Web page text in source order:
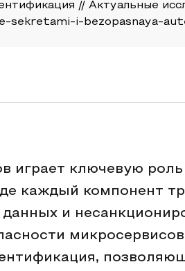
// Актуальные
sekretami-i-bezopasnaya-
играет ключевую
каждый компонент
и